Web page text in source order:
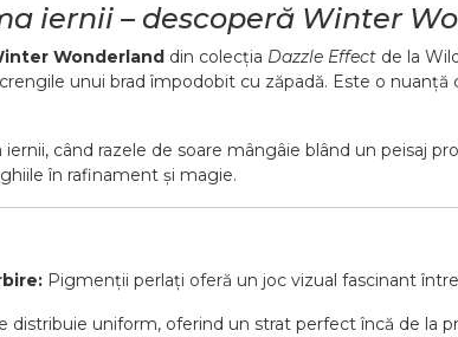
iernii – descoperă Winter
Wonderland din colecția Dazzle Effect de la
unui brad împodobit cu zăpadă. Este o
când razele de soare mângâie blând un peisaj
în rafinament și magie.
Pigmenții perlați oferă un joc vizual fascinant
distribuie uniform, oferind un strat perfect încă de la